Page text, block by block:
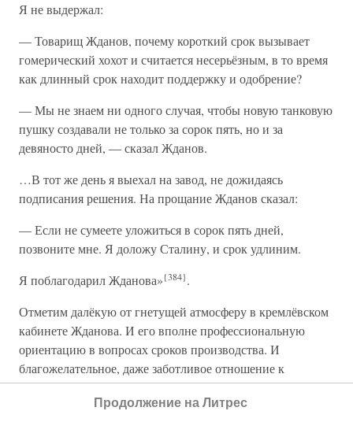
Я не выдержал:
— Товарищ Жданов, почему короткий срок вызывает
гомерический хохот и считается несерьёзным, в то время
как длинный срок находит поддержку и одобрение?
— Мы не знаем ни одного случая, чтобы новую танковую
пушку создавали не только за сорок пять, но и за
девяносто дней, — сказал Жданов.
…В тот же день я выехал на завод, не дожидаясь
подписания решения. На прощание Жданов сказал:
— Если не сумеете уложиться в сорок пять дней,
позвоните мне. Я доложу Сталину, и срок удлиним.
Я поблагодарил Жданова»{384}.
Отметим далёкую от гнетущей атмосферу в кремлёвском
кабинете Жданова. И его вполне профессиональную
ориентацию в вопросах сроков производства. И
благожелательное, даже заботливое отношение к
талантливому конструктору, который берёт на себя ранее
невиданные обязательства.Продолжение на Литрес